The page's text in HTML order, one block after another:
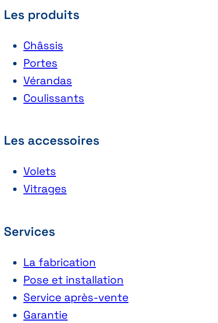
Les produits
Châssis
Portes
Vérandas
Coulissants
Les accessoires
Volets
Vitrages
Services
La fabrication
Pose et installation
Service après-vente
Garantie